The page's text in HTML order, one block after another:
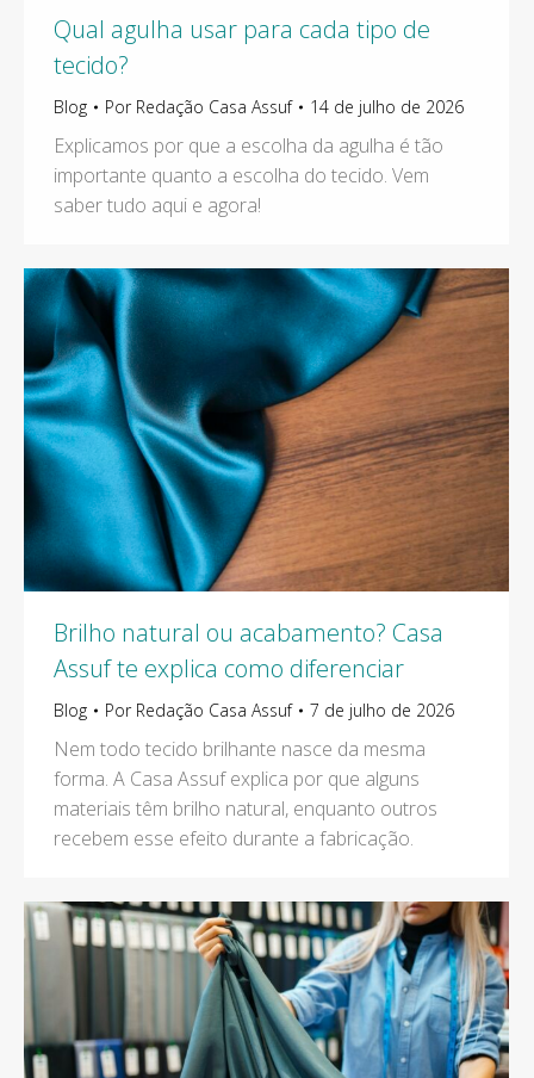
Qual agulha usar para cada tipo de
tecido?
Blog Por Redação Casa Assuf 14 de julho de 2026
Explicamos por que a escolha da agulha é tão
importante quanto a escolha do tecido. Vem
saber tudo aqui e agora!
Brilho natural ou acabamento? Casa
Assuf te explica como diferenciar
Blog Por Redação Casa Assuf 7 de julho de 2026
Nem todo tecido brilhante nasce da mesma
forma. A Casa Assuf explica por que alguns
materiais têm brilho natural, enquanto outros
recebem esse efeito durante a fabricação.